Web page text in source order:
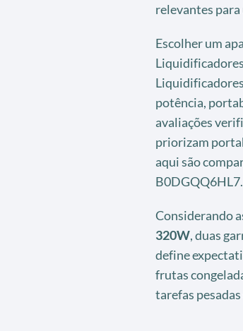
relevantes
Escolher um
potência,
avaliações
priorizam
aqui são
B0DGQQ6HL7.
Considerando
320W, duas
define
frutas
tarefas